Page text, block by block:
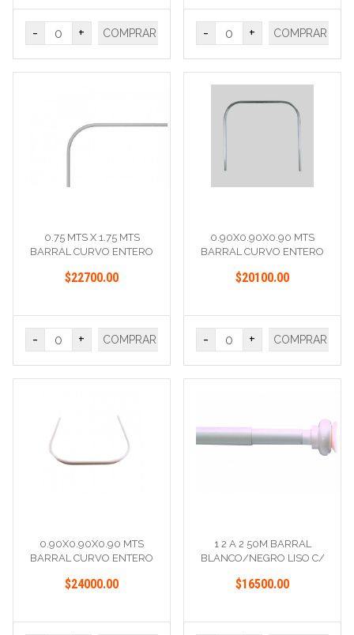
- + COMPRAR - + COMPRAR
0.75 MTS X 1.75 MTS
BARRAL CURVO ENTERO
$22700.00
- + COMPRAR
0.90X0.90X0.90 MTS
BARRAL CURVO ENTERO
$20100.00
- + COMPRAR
0.90X0.90X0.90 MTS
BARRAL CURVO ENTERO
$24000.00
1 2 A 2 50M BARRAL
BLANCO/NEGRO LISO C/
$16500.00